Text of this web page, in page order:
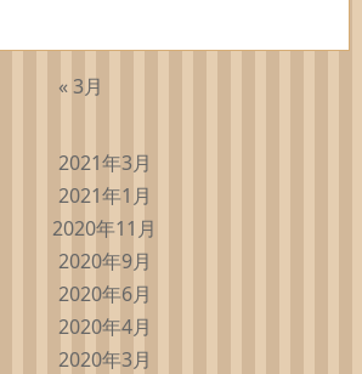
« 3月
2021年3月
2021年1月
2020年11月
2020年9月
2020年6月
2020年4月
2020年3月